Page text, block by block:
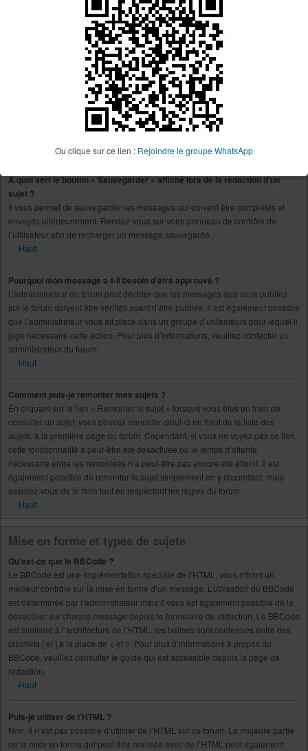
Ou clique sur ce lien : Rejoindre le groupe WhatsApp
décision n’appartient qu’à l’administrateur du forum concerné, le phpBB
Group n’est en aucun cas responsable de ce qui est appliqué ou non. Pour
plus d’informations, veuillez contacter un administrateur du forum.
Comment puis-je rapporter des messages à un modérateur ?
Si l’administrateur du forum a activé cette fonctionnalité, un bouton à cette fin
devrait être affiché à côté du message que vous souhaitez rapporter. En
cliquant sur celui-ci, vous trouverez toutes les étapes nécessaires afin de
rapporter le message.
À quoi sert le bouton « Sauvegarder » affiché lors de la rédaction d’un
sujet ?
Il vous permet de sauvegarder les messages qui doivent être complétés et
envoyés ultérieurement. Rendez-vous sur votre panneau de contrôle de
l’utilisateur afin de recharger un message sauvegardé.
Haut
Pourquoi mon message a-t-il besoin d’être approuvé ?
L’administrateur du forum peut décider que les messages que vous publiez
sur le forum doivent être vérifiés avant d’être publiés. Il est également possible
que l’administrateur vous ait placé dans un groupe d’utilisateurs pour lequel il
juge nécessaire cette action. Pour plus d’informations, veuillez contacter un
administrateur du forum.
Haut
Comment puis-je remonter mes sujets ?
En cliquant sur le lien « Remonter le sujet » lorsque vous êtes en train de
consulter un sujet, vous pouvez remonter celui-ci en haut de la liste des
sujets, à la première page du forum. Cependant, si vous ne voyez pas ce lien,
cette fonctionnalité a peut-être été désactivée ou le temps d’attente
nécessaire entre les remontées n’a peut-être pas encore été atteint. Il est
également possible de remonter le sujet simplement en y répondant, mais
assurez-vous de le faire tout en respectant les règles du forum.
Haut
Mise en forme et types de sujets
Qu’est-ce que le BBCode ?
Le BBCode est une implémentation spéciale de l’HTML, vous offrant un
meilleur contrôle sur la mise en forme d’un message. L’utilisation du BBCode
est déterminée par l’administrateur mais il vous est également possible de la
désactiver sur chaque message depuis le formulaire de rédaction. Le BBCode
est similaire à l’architecture de l’HTML, les balises sont contenues entre des
crochets [ et ] à la place de < et >. Pour plus d’informations à propos du
BBCode, veuillez consulter le guide qui est accessible depuis la page de
rédaction.
Haut
Puis-je utiliser de l’HTML ?
Non, il n’est pas possible d’utiliser de l’HTML sur ce forum. La majeure partie
de la mise en forme qui peut être réalisée avec de l’HTML peut également